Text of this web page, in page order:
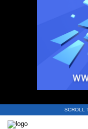
SCROLL